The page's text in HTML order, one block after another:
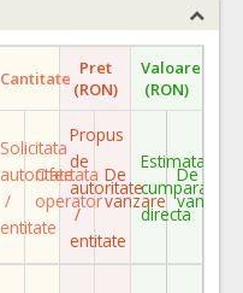
Cantitate Pret
(RON)
Valoare
(RON)
Solicitata
autoritate
/
entitate
Ofertata
operator
Propus
de
autoritate
/
entitate
De
vanzare
Estimata
cumparare
directa
De
vanzare